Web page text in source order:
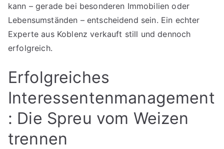
kann – gerade bei besonderen Immobilien oder
Lebensumständen – entscheidend sein. Ein echter
Experte aus Koblenz verkauft still und dennoch
erfolgreich.
Erfolgreiches
Interessentenmanagement
: Die Spreu vom Weizen
trennen